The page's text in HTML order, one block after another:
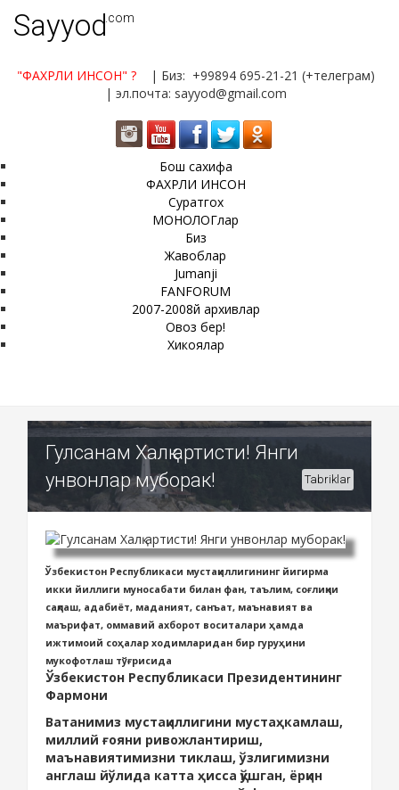
Sayyod.com
"ФАХРЛИ ИНСОН" ?
| Биз: +99894 695-21-21 (+телеграм)
| эл.почта: sayyod@gmail.com
Бош сахифа
ФАХРЛИ ИНСОН
Суратгох
МОНОЛОГлар
Биз
Жавоблар
Jumanji
FANFORUM
2007-2008й архивлар
Овоз бер!
Хикоялар
Гулсанам Халқ артисти! Янги
унвонлар муборак!
Tabriklar
Ўзбекистон Республикаси мустақиллигининг йигирма
икки йиллиги муносабати билан фан, таълим, соғлиқни
сақлаш, адабиёт, маданият, санъат, маънавият ва
маърифат, оммавий ахборот воситалари ҳамда
ижтимоий соҳалар ходимларидан бир гуруҳини
мукофотлаш тўғрисида
Ўзбекистон Республикаси Президентининг
Фармони
Ватанимиз мустақиллигини мустаҳкамлаш,
миллий ғояни ривожлантириш,
маънавиятимизни тиклаш, ўзлигимизни
англаш йўлида катта ҳисса қўшган, ёрқин